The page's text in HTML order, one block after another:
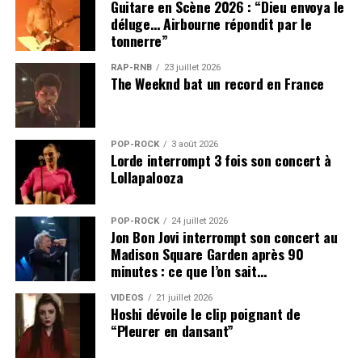
enregistrait son premier album, et la formation devenue
capable de remplir les plus grandes salles européennes.
La fragilité demeure, mais elle s’accompagne désormais
d’une maîtrise et d’une densité sonore nouvelles.
Cette approche distingue clairement “
RE:CREATED
pas seulement été nettoyé ou amplifié. Les morceaux
ont été repensés à partir de leur histoire et de la
manière dont ils ont grandi devant le public.
Des éditions conçues pour les
collectionneurs
“Placebo RE:CREATED” est proposé en
téléchargement et sur les plateformes de streaming,
mais aussi dans plusieurs formats physiques.
Guitare en Scène 2026 : “Dieu envoya le
déluge… Airbourne répondit par le
tonnerre”
RAP-RNB 23 juillet 2026
The Weeknd bat un record en France
POP-ROCK 3 août 2026
Lorde interrompt 3 fois son concert à
Lollapalooza
POP-ROCK 24 juillet 2026
Jon Bon Jovi interrompt son concert au
Madison Square Garden après 90
minutes : ce que l’on sait…
VIDEOS 21 juillet 2026
Hoshi dévoile le clip poignant de
“Pleurer en dansant”